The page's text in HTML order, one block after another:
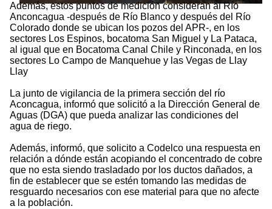
Además, estos puntos de medición consideran al Río
Anconcagua -después de Río Blanco y después del Río
Colorado donde se ubican los pozos del APR-, en los
sectores Los Espinos, bocatoma San Miguel y La Pataca,
al igual que en Bocatoma Canal Chile y Rinconada, en los
sectores Lo Campo de Manquehue y las Vegas de Llay
Llay
La junto de vigilancia de la primera sección del río
Aconcagua, informó que solicitó a la Dirección General de
Aguas (DGA) que pueda analizar las condiciones del
agua de riego.
Además, informó, que solicito a Codelco una respuesta en
relación a dónde están acopiando el concentrado de cobre
que no esta siendo trasladado por los ductos dañados, a
fin de establecer que se estén tomando las medidas de
resguardo necesarios con ese material para que no afecte
a la población.